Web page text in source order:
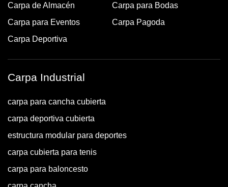
Carpa de Almacén
Carpa para Bodas
Carpa para Eventos
Carpa Pagoda
Carpa Deportiva
Carpa Industrial
carpa para cancha cubierta
carpa deportiva cubierta
estructura modular para deportes
carpa cubierta para tenis
carpa para baloncesto